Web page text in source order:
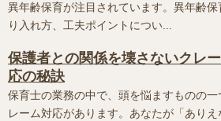
異年齢保育が注目されています。異年齢保
り入れ方、工夫ポイントについ...
保護者との関係を壊さないクレ
応の秘訣
保育士の業務の中で、頭を悩ますものの一
レーム対応があります。あなたが「ありえ